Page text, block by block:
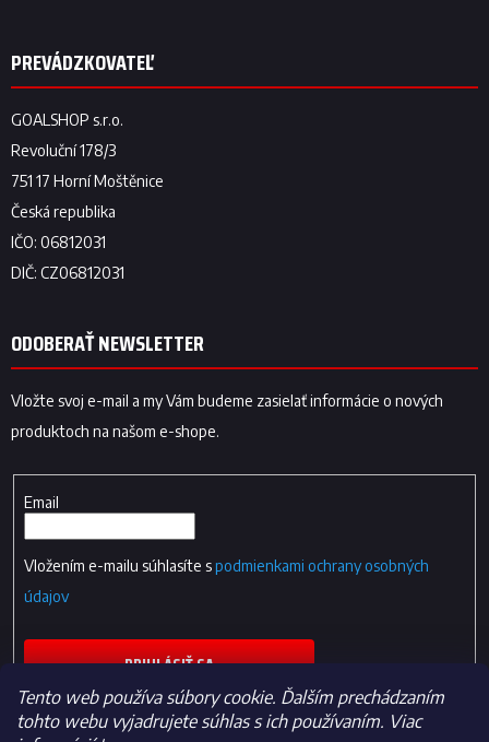
Tento web používa súbory cookie. Ďalším prechádzaním
tohto webu vyjadrujete súhlas s ich používaním. Viac
ODOBERAŤ NEWSLETTER
Vložte svoj e-mail a my Vám budeme zasielať informácie o nových
produktoch na našom e-shope.
Email
Vložením e-mailu súhlasíte spodmienkami ochrany osobných
údajov
PRIHLÁSIŤ SA